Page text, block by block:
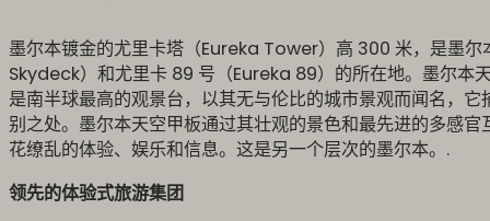
墨尔本镀金的尤里卡塔（Eureka Tower）高 300 米，是墨
Skydeck）和尤里卡 89 号（Eureka 89）的所在地。墨尔
是南半球最高的观景台，以其无与伦比的城市景观而闻名，
别之处。墨尔本天空甲板通过其壮观的景色和最先进的多感
花缭乱的体验、娱乐和信息。这是另一个层次的墨尔本。.
领先的体验式旅游集团